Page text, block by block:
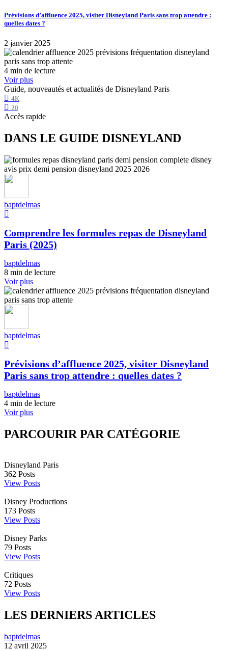
Prévisions d’affluence 2025, visiter Disneyland Paris sans trop attendre :
quelles dates ?
2 janvier 2025
4 min de lecture
Voir plus
Guide, nouveautés et actualités de Disneyland Paris
4K
20
Accès rapide
DANS LE GUIDE DISNEYLAND
baptdelmas
Comprendre les formules repas de Disneyland
Paris (2025)
baptdelmas
8 min de lecture
Voir plus
baptdelmas
Prévisions d’affluence 2025, visiter Disneyland
Paris sans trop attendre : quelles dates ?
baptdelmas
4 min de lecture
Voir plus
PARCOURIR PAR CATÉGORIE
Disneyland Paris
362 Posts
View Posts
Disney Productions
173 Posts
View Posts
Disney Parks
79 Posts
View Posts
Critiques
72 Posts
View Posts
LES DERNIERS ARTICLES
baptdelmas
12 avril 2025